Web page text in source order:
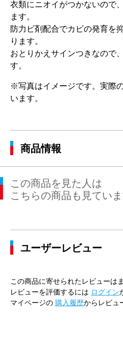
衣類にニオイがつかないので
ます。
防力ビ剤配合でカビの発育を
ります。
おとりかえサインつきなので
す。
※写真はイメージです。実際
います。
商品情報
この商品を見た人は
こちらの商品も見てい
ユーザーレビュー
この商品に寄せられたレビューは
レビューを評価するには ログイン
マイページの 購入履歴からレビュ